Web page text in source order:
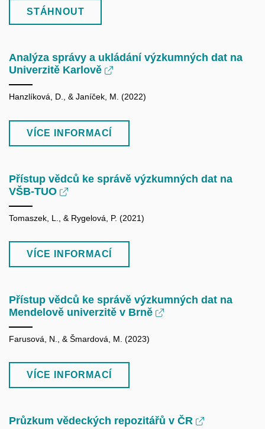
STÁHNOUT
Analýza správy a ukládání výzkumných dat na
Univerzitě Karlově
Hanzlíková, D., & Janíček, M. (2022)
VÍCE INFORMACÍ
Přístup vědců ke správě výzkumných dat na
VŠB-TUO
Tomaszek, L., & Rygelová, P. (2021)
VÍCE INFORMACÍ
Přístup vědců ke správě výzkumných dat na
Mendelově univerzitě v Brně
Farusová, N., & Šmardová, M. (2023)
VÍCE INFORMACÍ
Průzkum vědeckých repozitářů v ČR